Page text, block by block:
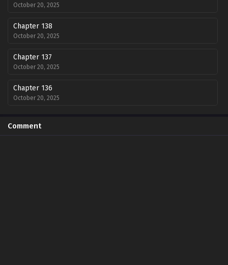
October 20, 2025
Chapter 138
October 20, 2025
Chapter 137
October 20, 2025
Chapter 136
October 20, 2025
October 20, 2025
Comment